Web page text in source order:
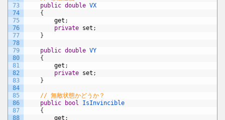
73
74
75
76
77
78
79
80
81
82
83
84
85
86
87
88
public double VX
{
get ;
private set ;
}
public double VY
{
get ;
private set ;
}
// 無敵状態かどうか？
public
bool
IsInvincible
{
get ;